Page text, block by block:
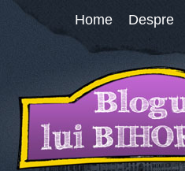
Home Despre